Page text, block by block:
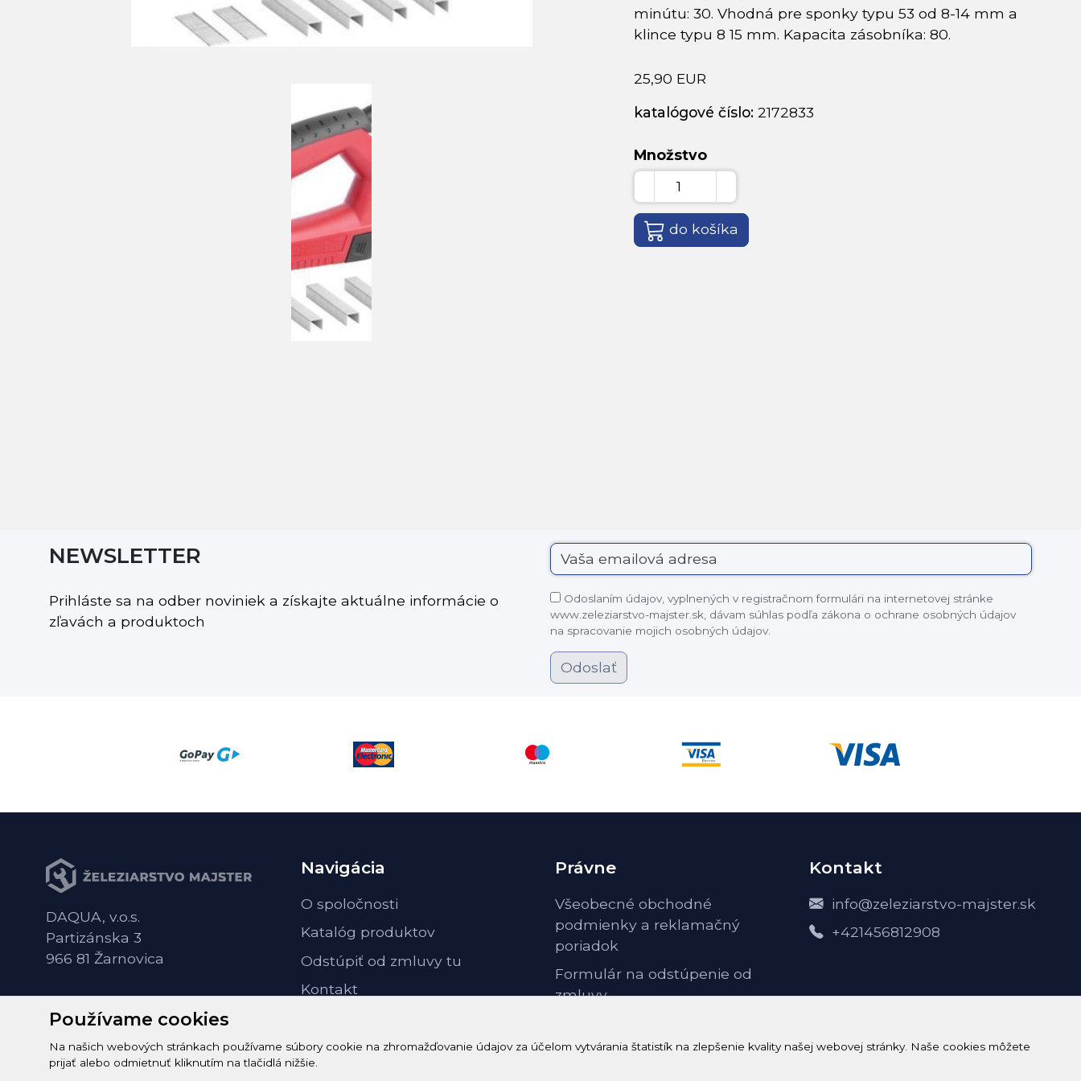
minútu: 30. Vhodná pre sponky typu 53 od 8-14 mm a
klince typu 8 15 mm. Kapacita zásobníka: 80.
25,90 EUR
katalógové číslo:2172833
Množstvo
do košíka
NEWSLETTER
Prihláste sa na odber noviniek a získajte aktuálne informácie o
zľavách a produktoch
Odoslaním údajov, vyplnených v registračnom formulári na internetovej stránke
www.zeleziarstvo-majster.sk, dávam súhlas podľa zákona o ochrane osobných údajov
na spracovanie mojich osobných údajov.
Odoslať
Používame cookies
Na našich webových stránkach používame súbory cookie na zhromažďovanie údajov za účelom vytvárania štatistík na zlepšenie kvality našej webovej stránky. Naše cookies môžete
prijať alebo odmietnuť kliknutím na tlačidlá nižšie.
DAQUA, v.o.s.
Partizánska 3
966 81 Žarnovica
Navigácia
O spoločnosti
Katalóg produktov
Odstúpiť od zmluvy tu
Kontakt
Právne
Všeobecné obchodné
podmienky a reklamačný
poriadok
Formulár na odstúpenie od
zmluvy
poučenie
Kontakt
info@zeleziarstvo-majster.sk
+421456812908